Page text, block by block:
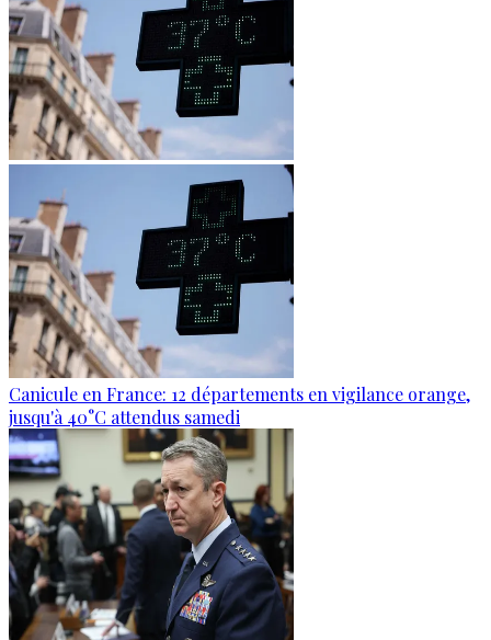
Canicule en France: 12 départements en vigilance orange,
jusqu'à 40°C attendus samedi